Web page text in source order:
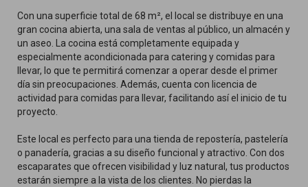
Con una superficie total de 68 m², el local se distribuye en una
gran cocina abierta, una sala de ventas al público, un almacén y
un aseo. La cocina está completamente equipada y
especialmente acondicionada para catering y comidas para
llevar, lo que te permitirá comenzar a operar desde el primer
día sin preocupaciones. Además, cuenta con licencia de
actividad para comidas para llevar, facilitando así el inicio de tu
proyecto.
Este local es perfecto para una tienda de repostería, pastelería
o panadería, gracias a su diseño funcional y atractivo. Con dos
escaparates que ofrecen visibilidad y luz natural, tus productos
estarán siempre a la vista de los clientes. No pierdas la